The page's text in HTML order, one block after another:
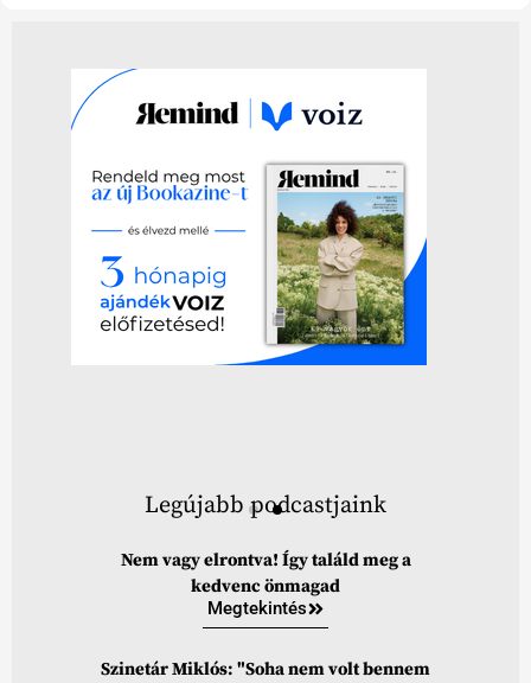
Legújabb podcastjaink
Nem vagy elrontva! Így találd meg a
kedvenc önmagad
Megtekintés
Szinetár Miklós: "Soha nem volt bennem